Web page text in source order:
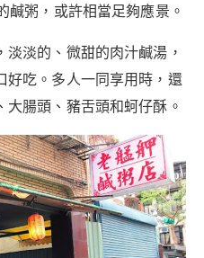
鹹粥，或許相當足夠應景。
淡的、微甜的肉汁鹹湯，
好吃。多人一同享用時，還
腸頭、豬舌頭和蚵仔酥。